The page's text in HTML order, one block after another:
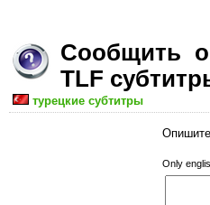
Сообщить
TLF
турецкие субтитры
Only